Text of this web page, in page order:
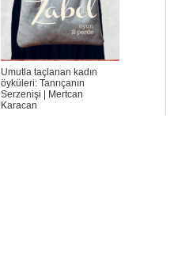
Umutla taçlanan kadın
öyküleri: Tanrıçanın
Serzenişi | Mertcan
Karacan